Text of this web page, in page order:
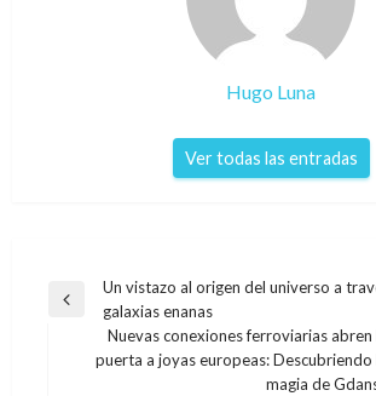
Hugo Luna
Ver todas las entradas
Navegación
entradas
Entrada
Un vistazo al origen del universo a
galaxias enanas
Entrada
Nuevas conexiones ferroviarias abren
puerta a joyas europeas: Descubriendo
magia de